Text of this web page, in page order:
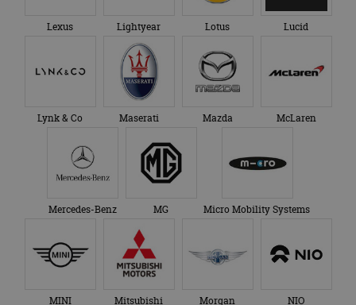
Lexus Lightyear Lotus Lucid
Lynk & Co Maserati Mazda McLaren
Mercedes-Benz MG Micro Mobility Systems
MINI Mitsubishi Morgan NIO